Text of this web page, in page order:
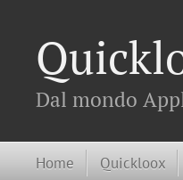
Dal mondo
Home Quickloox